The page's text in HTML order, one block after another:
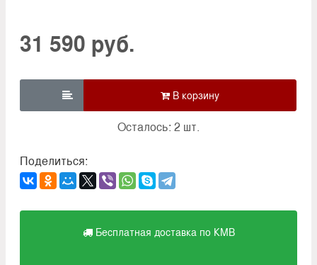
31 590 руб.

Осталось: 2 шт.
Поделиться:
Бесплатная доставка по КМВ